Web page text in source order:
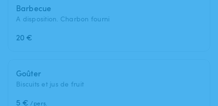
Barbecue
A disposition. Charbon fourni
20 €
Goûter
Biscuits et jus de fruit
5 € /pers.